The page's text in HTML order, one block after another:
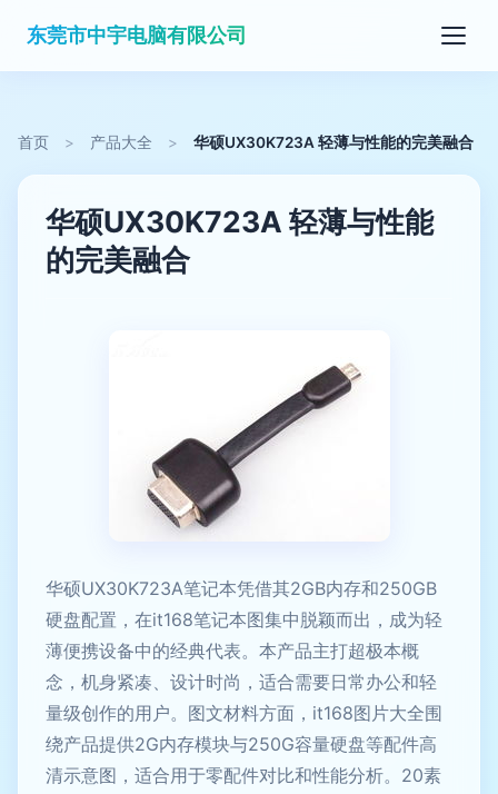
东莞市中宇电脑有限公司
首页 > 产品大全 > 华硕UX30K723A 轻薄与性能的完美融合
华硕UX30K723A 轻薄与性能
的完美融合
华硕UX30K723A笔记本凭借其2GB内存和250GB
硬盘配置，在it168笔记本图集中脱颖而出，成为轻
薄便携设备中的经典代表。本产品主打超极本概
念，机身紧凑、设计时尚，适合需要日常办公和轻
量级创作的用户。图文材料方面，it168图片大全围
绕产品提供2G内存模块与250G容量硬盘等配件高
清示意图，适合用于零配件对比和性能分析。20素